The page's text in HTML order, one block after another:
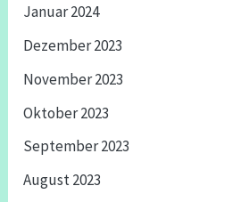
Januar 2024
Dezember 2023
November 2023
Oktober 2023
September 2023
August 2023